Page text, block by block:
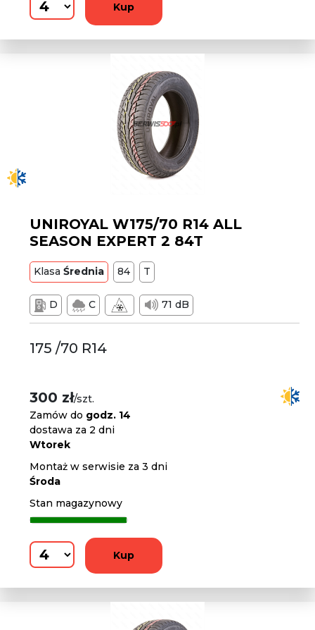
Kup
UNIROYAL W175/70 R14 ALL
SEASON EXPERT 2 84T
KlasaŚrednia 84 T
D C 71 dB
175 /70 R14
300 zł/szt.
Zamów do godz. 14
dostawa za 2 dni
Wtorek
Montaż w serwisie za 3 dni
Środa
Stan magazynowy
Kup